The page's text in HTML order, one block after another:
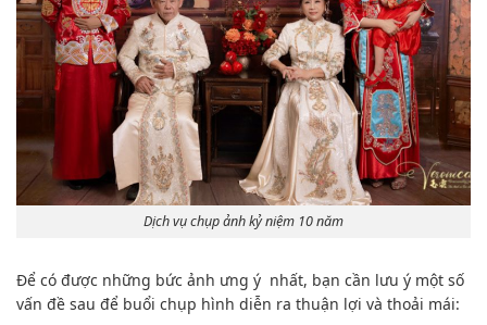
Dịch vụ chụp ảnh kỷ niệm 10 năm
Để có được những bức ảnh ưng ý nhất, bạn cần lưu ý một số
vấn đề sau để buổi chụp hình diễn ra thuận lợi và thoải mái: